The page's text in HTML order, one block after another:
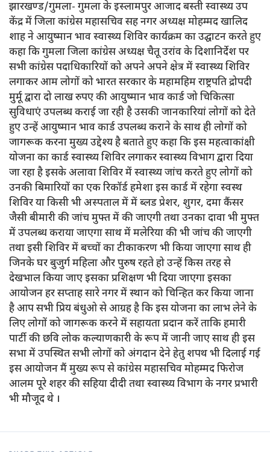
झारखण्ड/गुमला- गुमला के इस्लामपुर आजाद बस्ती स्वास्थ्य उप
केंद्र में जिला कांग्रेस महासचिव सह नगर अध्यक्ष मोहम्मद खालिद
शाह ने आयुष्मान भाव स्वास्थ्य शिविर कार्यक्रम का उद्घाटन करते हुए
कहा कि गुमला जिला कांग्रेस अध्यक्ष चैतू उरांव के दिशानिर्देश पर
सभी कांग्रेस पदाधिकारियों को अपने अपने क्षेत्र में स्वास्थ्य शिविर
लगाकर आम लोगों को भारत सरकार के महामहिम राष्ट्रपति द्रोपदी
मुर्मू द्वारा दो लाख रुपए की आयुष्मान भाव कार्ड जो चिकित्सा
सुविधाएं उपलब्ध कराई जा रही है उसकी जानकारियां लोगों को देते
हुए उन्हें आयुष्मान भाव कार्ड उपलब्ध कराने के साथ ही लोगों को
जागरूक करना मुख्य उद्देश्य है बताते हुए कहा कि इस महत्वाकांक्षी
योजना का कार्ड स्वास्थ्य शिविर लगाकर स्वास्थ्य विभाग द्वारा दिया
जा रहा है इसके अलावा शिविर में स्वास्थ्य जांच करते हुए लोगों को
उनकी बिमारियों का एक रिकॉर्ड हमेशा इस कार्ड में रहेगा स्वस्थ
शिविर या किसी भी अस्पताल में में ब्लड प्रेशर, शुगर, दमा कैंसर
जैसी बीमारी की जांच मुफ्त में की जाएगी तथा उनका दावा भी मुफ्त
में उपलब्ध कराया जाएगा साथ में मलेरिया की भी जांच की जाएगी
तथा इसी शिविर में बच्चों का टीकाकरण भी किया जाएगा साथ ही
जिनके घर बुजुर्ग महिला और पुरुष रहते हो उन्हें किस तरह से
देखभाल किया जाए इसका प्रशिक्षण भी दिया जाएगा इसका
आयोजन हर सप्ताह सारे नगर में स्थान को चिन्हित कर किया जाना
है आप सभी प्रिय बंधुओ से आग्रह है कि इस योजना का लाभ लेने के
लिए लोगों को जागरूक करने में सहायता प्रदान करें ताकि हमारी
पार्टी की छवि लोक कल्याणकारी के रूप में जानी जाए साथ ही इस
सभा में उपस्थित सभी लोगों को अंगदान देने हेतु शपथ भी दिलाई गई
इस आयोजन मैं मुख्य रूप से कांग्रेस महासचिव मोहम्मद फिरोज
आलम पूरे शहर की सहिया दीदी तथा स्वास्थ्य विभाग के नगर प्रभारी
भी मौजूद थे ।